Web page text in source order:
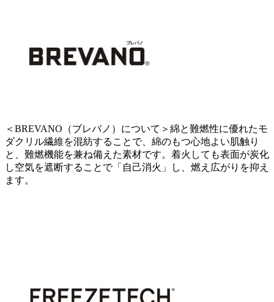
＜BREVANO（ブレバノ）について＞綿と難燃性に優れたモ
ダクリル繊維を混紡することで、綿のもつ心地よい肌触り
と、難燃機能を兼ね備えた素材です。着火しても表面が炭化
し空気を遮断することで「自己消火」し、燃え広がりを抑え
ます。